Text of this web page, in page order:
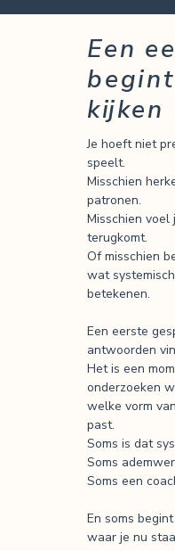
Een
kijken
Je hoeft niet
speelt.
Misschien
patronen.
Misschien
terugkomt.
Of misschien
wat
betekenen.
Een eerste
antwoorden
Het is een
onderzoeken
welke vorm
past.
Soms is dat
Soms
Soms een
En soms
waar je nu